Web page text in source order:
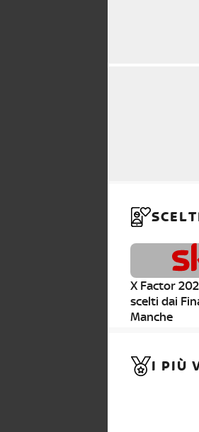
X Factor
scelti dai
Manche
I PIÙ